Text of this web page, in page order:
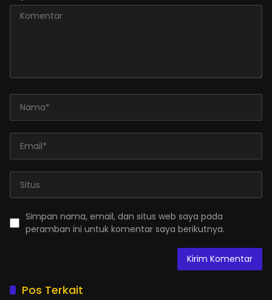
Simpan nama, email, dan situs web saya pada
peramban ini untuk komentar saya berikutnya.
Pos Terkait